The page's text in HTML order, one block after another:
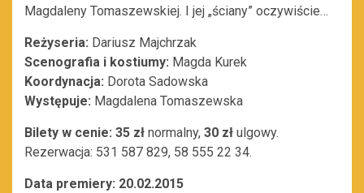
Magdaleny Tomaszewskiej. I jej „ściany” oczywiście…
Reżyseria: Dariusz Majchrzak
Scenografia i kostiumy: Magda Kurek
Koordynacja: Dorota Sadowska
Występuje: Magdalena Tomaszewska
Bilety w cenie: 35 zł normalny, 30 zł ulgowy.
Rezerwacja: 531 587 829, 58 555 22 34.
Data premiery: 20.02.2015